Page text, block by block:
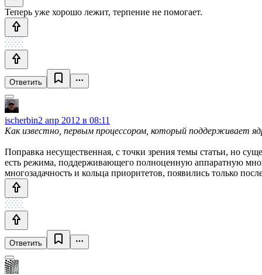
Теперь уже хорошо лежит, терпение не помогает.
Ответить
ischerbin2 апр 2012 в 08:11
Как известно, первым процессором, который поддерживает
Поправка несущественная, с точки зрения темы статьи, но
есть режима, поддерживающего полноценную аппаратную
многозадачность и кольца приоритетов, появились только
Ответить